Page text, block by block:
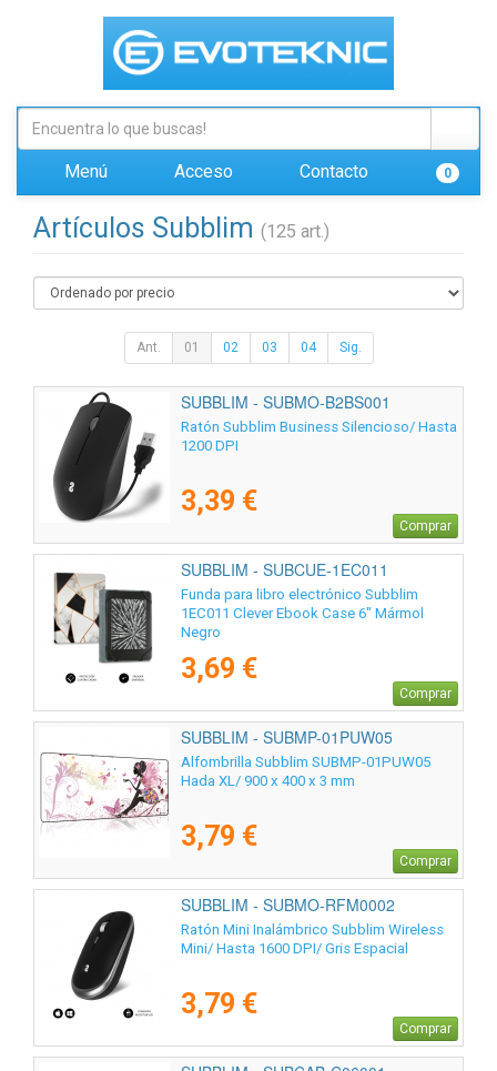
Menú Acceso Contacto 0
Artículos Subblim (125 art.)
Ant. 01 02 03 04 Sig.
SUBBLIM - SUBMO-B2BS001
Ratón Subblim Business Silencioso/ Hasta
1200 DPI
3,39 €
Comprar
SUBBLIM - SUBCUE-1EC011
Funda para libro electrónico Subblim
1EC011 Clever Ebook Case 6" Mármol
Negro
3,69 €
Comprar
SUBBLIM - SUBMP-01PUW05
Alfombrilla Subblim SUBMP-01PUW05
Hada XL/ 900 x 400 x 3 mm
3,79 €
Comprar
SUBBLIM - SUBMO-RFM0002
Ratón Mini Inalámbrico Subblim Wireless
Mini/ Hasta 1600 DPI/ Gris Espacial
3,79 €
Comprar